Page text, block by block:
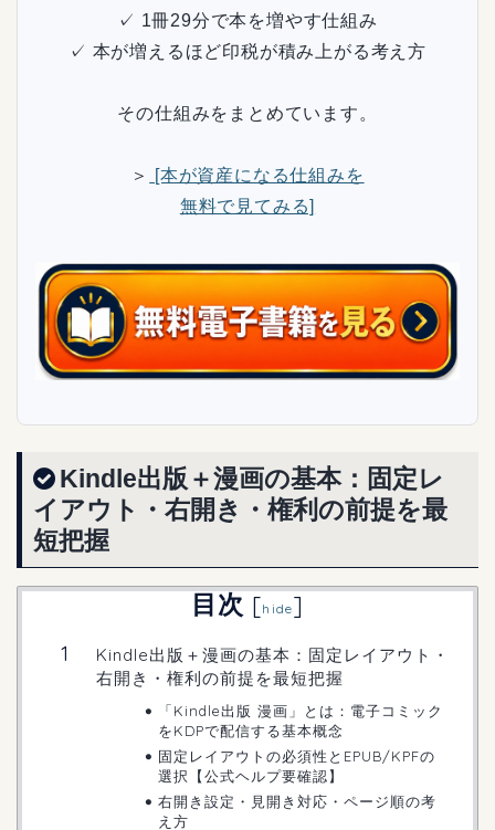
✓ 1冊29分で本を増やす仕組み
✓ 本が増えるほど印税が積み上がる考え方
その仕組みをまとめています。
＞
[本が資産になる仕組みを
無料で見てみる]
Kindle出版＋漫画の基本：固定レ
イアウト・右開き・権利の前提を最
短把握
目次 [hide]
Kindle出版＋漫画の基本：固定レイアウト・
右開き・権利の前提を最短把握
「Kindle出版 漫画」とは：電子コミック
をKDPで配信する基本概念
固定レイアウトの必須性とEPUB/KPFの
選択【公式ヘルプ要確認】
右開き設定・見開き対応・ページ順の考
え方